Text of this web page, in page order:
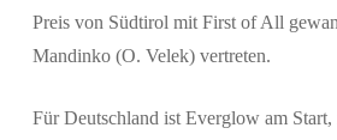
Preis von Südtirol mit First of All
Mandinko (O. Velek) vertreten.
Für Deutschland ist Everglow am